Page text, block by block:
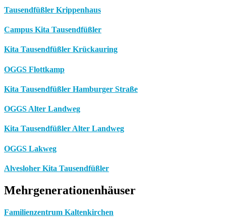
Tausendfüßler Krippenhaus
Campus Kita Tausendfüßler
Kita Tausendfüßler Krückauring
OGGS Flottkamp
Kita Tausendfüßler Hamburger Straße
OGGS Alter Landweg
Kita Tausendfüßler Alter Landweg
OGGS Lakweg
Alvesloher Kita Tausendfüßler
Mehrgenerationenhäuser
Familienzentrum Kaltenkirchen